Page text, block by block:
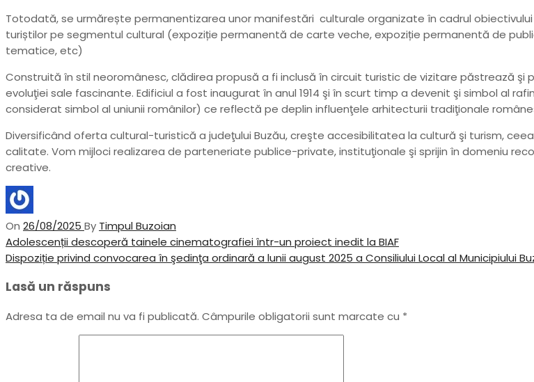
Totodată, se urmărește permanentizarea unor manifestări culturale organizate în cadrul
turiștilor pe segmentul cultural (expoziție permanentă de carte veche, expoziție permanentă de
tematice, etc)
Construită în stil neoromânesc, clădirea propusă a fi inclusă în circuit turistic de vizitare păstrează şi
evoluţiei sale fascinante. Edificiul a fost inaugurat în anul 1914 şi în scurt timp a devenit şi simbol al
considerat simbol al uniunii românilor) ce reflectă pe deplin influenţele arhitecturii tradiţionale
Diversificând oferta cultural-turistică a judeţului Buzău, creşte accesibilitatea la cultură şi turism,
calitate. Vom mijloci realizarea de parteneriate publice-private, instituţionale şi sprijin în domeniu
creative.
On 26/08/2025 By Timpul Buzoian
Navigare
în
articole
Previous
Post
Adolescenții descoperă tainele cinematografiei într-un proiect inedit la BIAF
Next
Dispoziție privind convocarea în şedinţa ordinară a lunii august 2025 a Consiliului Local al Municipiului
Lasă un răspuns
Adresa ta de email nu va fi publicată. Câmpurile obligatorii sunt marcate cu *